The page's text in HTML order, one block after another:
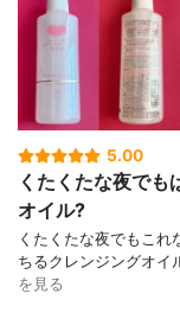
5.00
くたくたな夜でも
オイル?
くたくたな夜でもこれ
ちるクレンジングオイル
を見る